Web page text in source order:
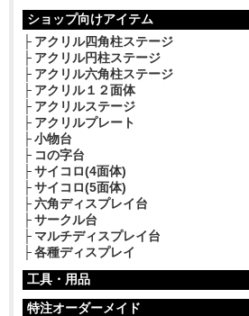
ショップ向けアイテム
アクリル四角柱ステージ
アクリル円柱ステージ
アクリル六角柱ステージ
アクリル１２面体
アクリルステージ
アクリルプレート
小物台
コの字台
サイコロ(4面体)
サイコロ(5面体)
六角ディスプレイ台
サークル台
マルチディスプレイ台
各種ディスプレイ
工具・用品
特注オーダーメイド